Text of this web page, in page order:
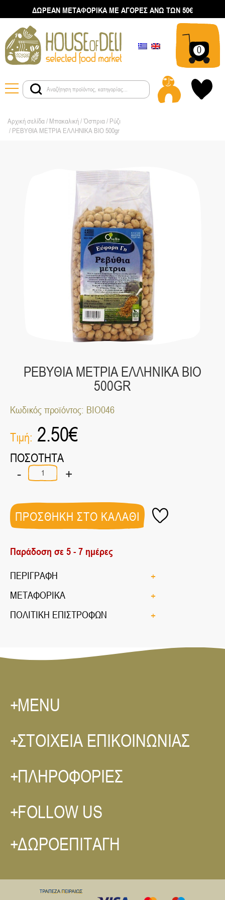
ΔΩΡΕΑΝ ΜΕΤΑΦΟΡΙΚΑ ΜΕ ΑΓΟΡΕΣ ΑΝΩ ΤΩΝ 50€
0
Αρχική σελίδα/ Μπακαλική/Όσπρια / Ρύζι
/ ΡΕΒΥΘΙΑ ΜΕΤΡΙΑ ΕΛΛΗΝΙΚΑ ΒΙΟ 500gr
ΡΕΒΥΘΙΑ ΜΕΤΡΙΑ ΕΛΛΗΝΙΚΑ ΒΙΟ
500GR
Κωδικός προϊόντος: ΒΙΟ046
Τιμή: 2.50€
ΠΟΣΟΤΗΤΑ
-
ΡΕΒΥΘΙΑ
ΜΕΤΡΙΑ
ΒΙΟ
500gr
ποσότητα
+
ΠΡΟΣΘΗΚΗ ΣΤΟ ΚΑΛΑΘΙ
Παράδοση σε 5 - 7 ημέρες
ΠΕΡΙΓΡΑΦΗ
ΜΕΤΑΦΟΡΙΚΑ
ΠΟΛΙΤΙΚΗ ΕΠΙΣΤΡΟΦΩΝ
MENU
ΣΤΟΙΧΕΙΑ ΕΠΙΚΟΙΝΩΝΙΑΣ
ΠΛΗΡΟΦΟΡΙΕΣ
FOLLOW US
ΔΩΡΟΕΠΙΤΑΓΗ